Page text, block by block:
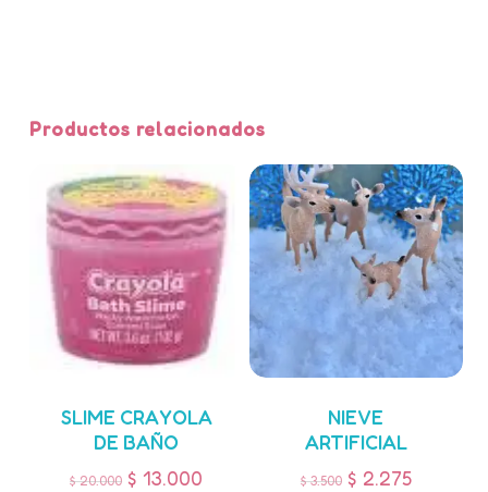
Productos relacionados
SLIME CRAYOLA
DE BAÑO
$20.000 $ 13.000
NIEVE
ARTIFICIAL
$3.500 $ 2.275